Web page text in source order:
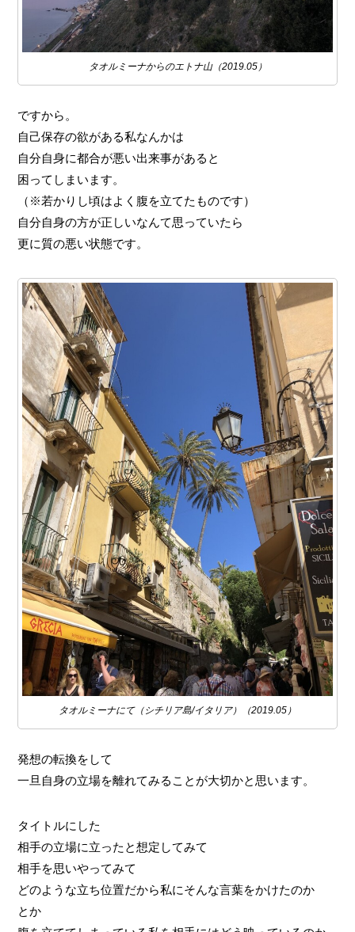
タオルミーナからのエトナ山（2019.05）
ですから。
自己保存の欲がある私なんかは
自分自身に都合が悪い出来事があると
困ってしまいます。
（※若かりし頃はよく腹を立てたものです）
自分自身の方が正しいなんて思っていたら
更に質の悪い状態です。
タオルミーナにて（シチリア島/イタリア）（2019.05）
発想の転換をして
一旦自身の立場を離れてみることが大切かと思います。
タイトルにした
相手の立場に立ったと想定してみて
相手を思いやってみて
どのような立ち位置だから私にそんな言葉をかけたのか
とか